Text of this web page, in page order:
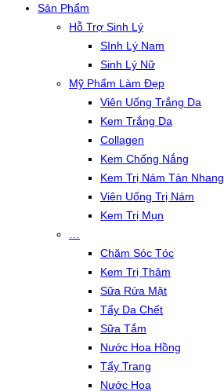
Sản Phẩm
Hỗ Trợ Sinh Lý
SInh Lý Nam
Sinh Lý Nữ
Mỹ Phẩm Làm Đẹp
Viên Uống Trắng Da
Kem Trắng Da
Collagen
Kem Chống Nắng
Kem Trị Nám Tàn Nhang
Viên Uống Trị Nám
Kem Trị Mụn
Chăm Sóc Tóc
Kem Trị Thâm
Sữa Rửa Mặt
Tẩy Da Chết
Sữa Tắm
Nước Hoa Hồng
Tẩy Trang
Nước Hoa